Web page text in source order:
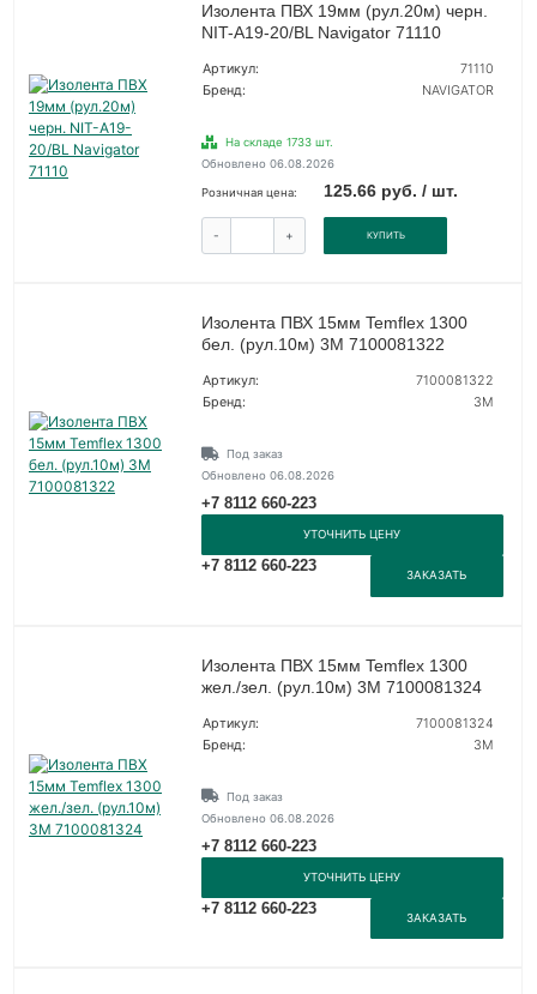
Изолента ПВХ 19мм (рул.20м) черн.
NIT-A19-20/BL Navigator 71110
Артикул:
71110
Бренд:
NAVIGATOR
На складе 1733 шт.
Обновлено 06.08.2026
Розничная цена: 125.66 руб. / шт.
- + КУПИТЬ
Изолента ПВХ 15мм Temflex 1300
бел. (рул.10м) 3М 7100081322
Артикул:
7100081322
Бренд:
3М
Под заказ
Обновлено 06.08.2026
+7 8112 660-223
УТОЧНИТЬ ЦЕНУ
+7 8112 660-223
ЗАКАЗАТЬ
Изолента ПВХ 15мм Temflex 1300
жел./зел. (рул.10м) 3М 7100081324
Артикул:
7100081324
Бренд:
3М
Под заказ
Обновлено 06.08.2026
+7 8112 660-223
УТОЧНИТЬ ЦЕНУ
+7 8112 660-223
ЗАКАЗАТЬ